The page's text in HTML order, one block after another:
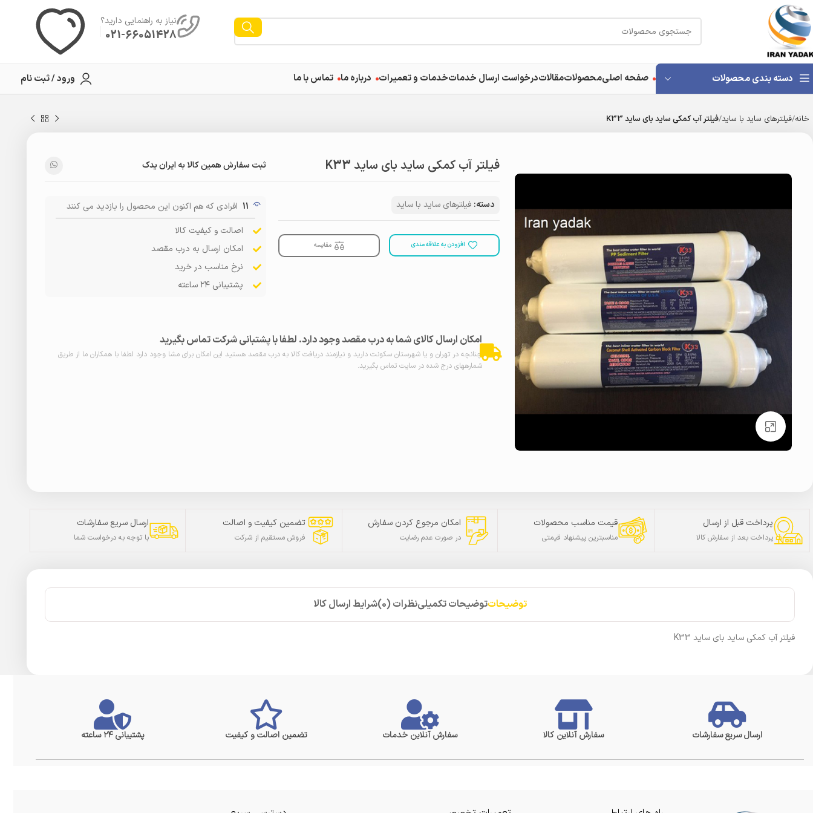
نیاز به راهنمایی دارید؟
021-66051428
دسته بندی محصولات صفحه اصلیمحصولاتمقالاتدرخواست ارسال خدماتخدمات و تعمیرات درباره ما تماس با ما ورود / ثبت نام
خانه فیلترهای ساید با ساید فیلتر آب کمکی ساید بای ساید K33
فیلتر آب کمکی ساید بای ساید K33 ثبت سفارش همین کالا به ایران یدک
دسته: فیلترهای ساید با ساید
افزودن به علاقه مندی مقایسه
11 افرادی که هم اکنون این محصول را بازدید می کنند
اصالت و کیفیت کالا
امکان ارسال به درب مقصد
نرخ مناسب در خرید
پشتیبانی ۲۴ ساعته
امکان ارسال کالای شما به درب مقصد وجود دارد. لطفا با پشتبانی شرکت تماس بگیرید
چنانچه در تهران و یا شهرستان سکونت دارید و نیازمند دریافت کالا به درب مقصد هستید این امکان برای مشا وجود دارد لطفا با همکاران ما از طریق
شمارههای درج شده در سایت تماس بگیرید.
پرداخت قبل از ارسال
پرداخت بعد از سفارش کالا
قیمت مناسب محصولات
مناسبترین پیشنهاد قیمتی
امکان مرجوع کردن سفارش
در صورت عدم رضایت
تضمین کیفیت و اصالت
فروش مستقیم از شرکت
ارسال سریع سفارشات
با توجه به درخواست شما
توضیحاتتوضیحات تکمیلینظرات (0) شرایط ارسال کالا
فیلتر آب کمکی ساید بای ساید K33
ارسال سریع سفارشات سفارش آنلاین کالا سفارش آنلاین خدمات تضمین اصالت و کیفیت پشتیبانی ۲۴ ساعته